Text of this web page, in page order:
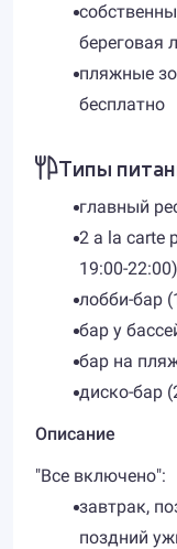
береговая
пляжные
бесплатно
Типы
главный
2 a la carte
19:00-22:00)
лобби-бар
бар у
бар на
диско-бар
Описание
"Все включено":
завтрак,
поздний